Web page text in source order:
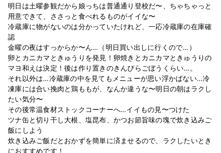
明日は土曜参観だから娘っちは普通通り登校だ〜、ちゃちゃっと
用意できて、ささっと食べれるものがイイな〜
冷蔵庫に物がないのは分かっていたけれど、一応冷蔵庫の在庫確
認
金曜の夜はすっからか〜ん…（明日買い出しに行くので…）
卵とカニカマときゅうりを発見！卵焼きとカニカマときゅうりの
マヨ和えは決定！後は作り置きのきんぴらごぼうくらい…。
それ以外は…冷蔵庫の中を見てもメニューが思い浮かばない…冷
凍庫には合い挽肉と鶏ももが、なんか違うな〜明日の朝はラクし
たい気分〜
その後常温食材ストックコーナーへ…イイもの見〜つけた
ツナ缶と切り干し大根、塩昆布、かつお節旨味の塊で炊き込みご
飯にしよう
炊き込みご飯だとおかずを簡単に済ませるので、ラクしたいとき
におすすめです！